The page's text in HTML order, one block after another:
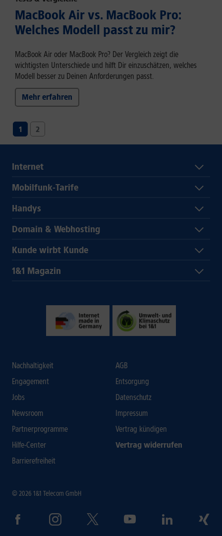
MacBook Air vs. MacBook Pro:
Welches Modell passt zu mir?
MacBook Air oder MacBook Pro? Der Vergleich zeigt die
wichtigsten Unterschiede und hilft Dir einzuschätzen, welches
Modell besser zu Deinen Anforderungen passt.
Mehr erfahren
1 2
Internet
Mobilfunk-Tarife
Handys
Domain & Webhosting
Kunde wirbt Kunde
1&1 Magazin
Nachhaltigkeit
Engagement
Jobs
Newsroom
Partnerprogramme
Hilfe-Center
Barrierefreiheit
AGB
Entsorgung
Datenschutz
Impressum
Vertrag kündigen
Vertrag widerrufen
© 2026 1&1 Telecom GmbH